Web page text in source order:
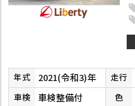
年式 2021(令和3)年 走行
車検 車検整備付 色